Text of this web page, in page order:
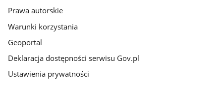
Prawa autorskie
Warunki korzystania
Geoportal
Deklaracja dostępności serwisu Gov.pl
Ustawienia prywatności